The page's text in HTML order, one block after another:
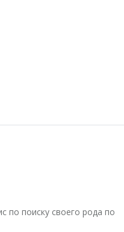
по поиску своего рода по